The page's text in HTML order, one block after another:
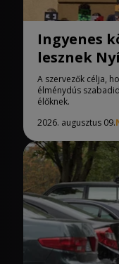
Ingyenes
lesznek
A szervezők célja,
élménydús
élőknek.
2026. augusztus 09.